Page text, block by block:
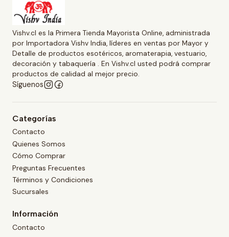
Vishv.cl es la Primera Tienda Mayorista Online, administrada
por Importadora Vishv India, líderes en ventas por Mayor y
Detalle de productos esotéricos, aromaterapia, vestuario,
decoración y tabaquería . En Vishv.cl usted podrá comprar
productos de calidad al mejor precio.
Síguenos
Categorías
Contacto
Quienes Somos
Cómo Comprar
Preguntas Frecuentes
Términos y Condiciones
Sucursales
Información
Contacto